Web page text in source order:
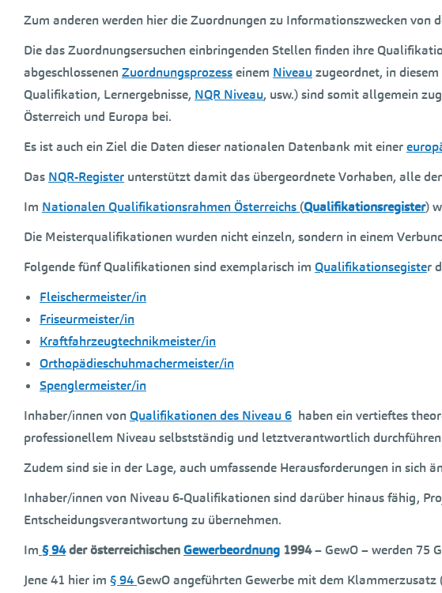
Zum anderen werden hier die Zuordnungen zu Informationszwecken von
Die das Zuordnungsersuchen einbringenden Stellen finden ihre
abgeschlossenen Zuordnungsprozesseinem Niveauzugeordnet, in
Qualifikation, Lernergebnisse, NQR Niveau, usw.) sind somit allgemein
Österreich und Europa bei.
Es ist auch ein Ziel die Daten dieser nationalen Datenbank mit einer
Das NQR-Register unterstützt damit das übergeordnete Vorhaben, alle
Im Nationalen Qualifikationsrahmen Österreichs (Qualifikationsregister)
Die Meisterqualifikationen wurden nicht einzeln, sondern in einem
Folgende fünf Qualifikationen sind exemplarisch im Qualifikationsegister
Fleischermeister/in
Friseurmeister/in
Kraftfahrzeugtechnikmeister/in
Orthopädieschuhmachermeister/in
Spenglermeister/in
Inhaber/innen von Qualifikationen des Niveau 6 haben ein vertieftes
professionellem Niveau selbstständig und letztverantwortlich
Zudem sind sie in der Lage, auch umfassende Herausforderungen in
Inhaber/innen von Niveau 6-Qualifikationen sind darüber hinaus fähig,
Entscheidungsverantwortung zu übernehmen.
Im § 94der österreichischenGewerbeordnung 1994– GewO – werden 75
Jene 41 hier im § 94GewO angeführten Gewerbe mit dem Klammerzusatz